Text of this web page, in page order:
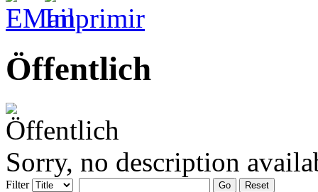
Öffentlich
Sorry, no description
Filter Go Reset